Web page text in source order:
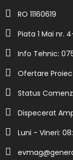
RO 11160619
Piata 1 Mai nr.
Info Tehnic:
Ofertare
Status
Dispecerat
Luni - Vineri: